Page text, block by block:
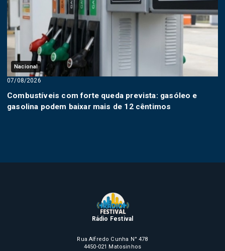
Nacional
07/08/2026
Combustíveis com forte queda prevista: gasóleo e
gasolina podem baixar mais de 12 cêntimos
Rádio Festival
Rua Alfredo Cunha N° 478
4450-021 Matosinhos